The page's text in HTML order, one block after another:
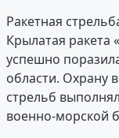
Ракетная
Крылатая ракета
успешно
области. Охрану
стрельб
военно-морской